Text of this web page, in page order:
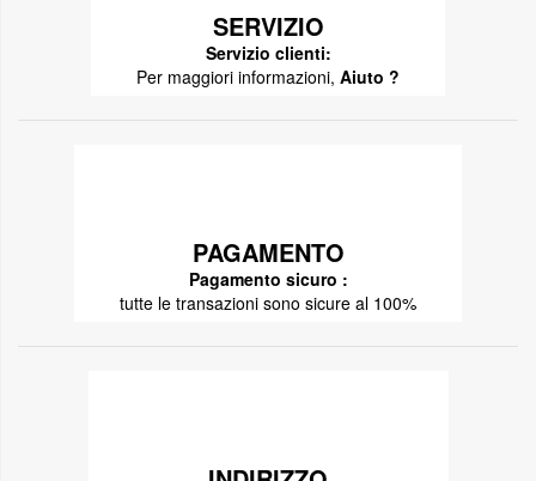
SERVIZIO
Servizio clienti:
Per maggiori informazioni, Aiuto ?
PAGAMENTO
Pagamento sicuro :
tutte le transazioni sono sicure al 100%